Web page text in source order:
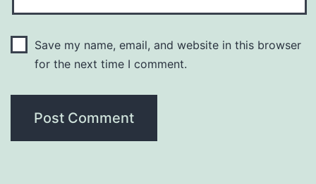
Save my name, email, and website in this browser
for the next time I comment.